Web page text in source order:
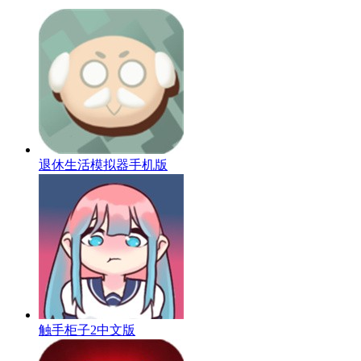
退休生活模拟器手机版
触手柜子2中文版